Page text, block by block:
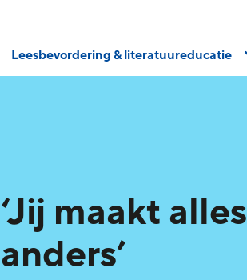
Leesbevordering & literatuureducatie
‘Jij maakt alles
anders’